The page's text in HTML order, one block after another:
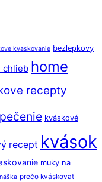
kvaskovanie bezlepkovy
chlieb home
recepty
kváskové
recept kvások
muky na
prečo kváskovať